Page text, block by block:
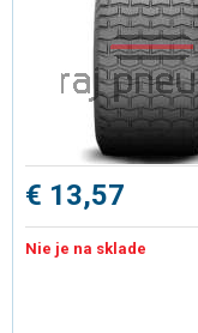
€ 13,57
Nie je na sklade